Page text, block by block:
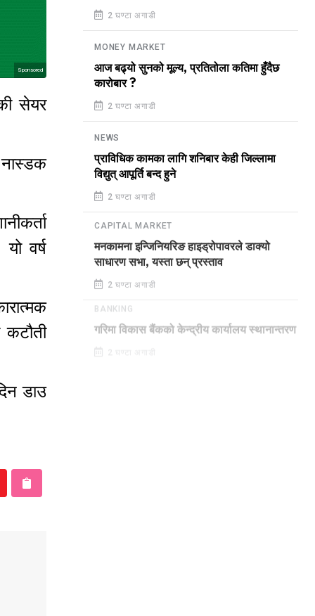
Sponsored
सेयर
वर्ष
डाउ
2 घण्टा अगाडी
MONEY MARKET
आज बढ्यो सुनको मूल्य, प्रतितोला कतिमा हुँदैछ
कारोबार ?
2 घण्टा अगाडी
NEWS
प्राविधिक कामका लागि शनिबार केही जिल्लामा
विद्युत् आपूर्ति बन्द हुने
2 घण्टा अगाडी
CAPITAL MARKET
मनकामना इन्जिनियरिङ हाइड्रोपावरले डाक्यो
साधारण सभा, यस्ता छन् प्रस्ताव
2 घण्टा अगाडी
गरिमा विकास बैंकको केन्द्रीय कार्यालय स्थानान्तरण